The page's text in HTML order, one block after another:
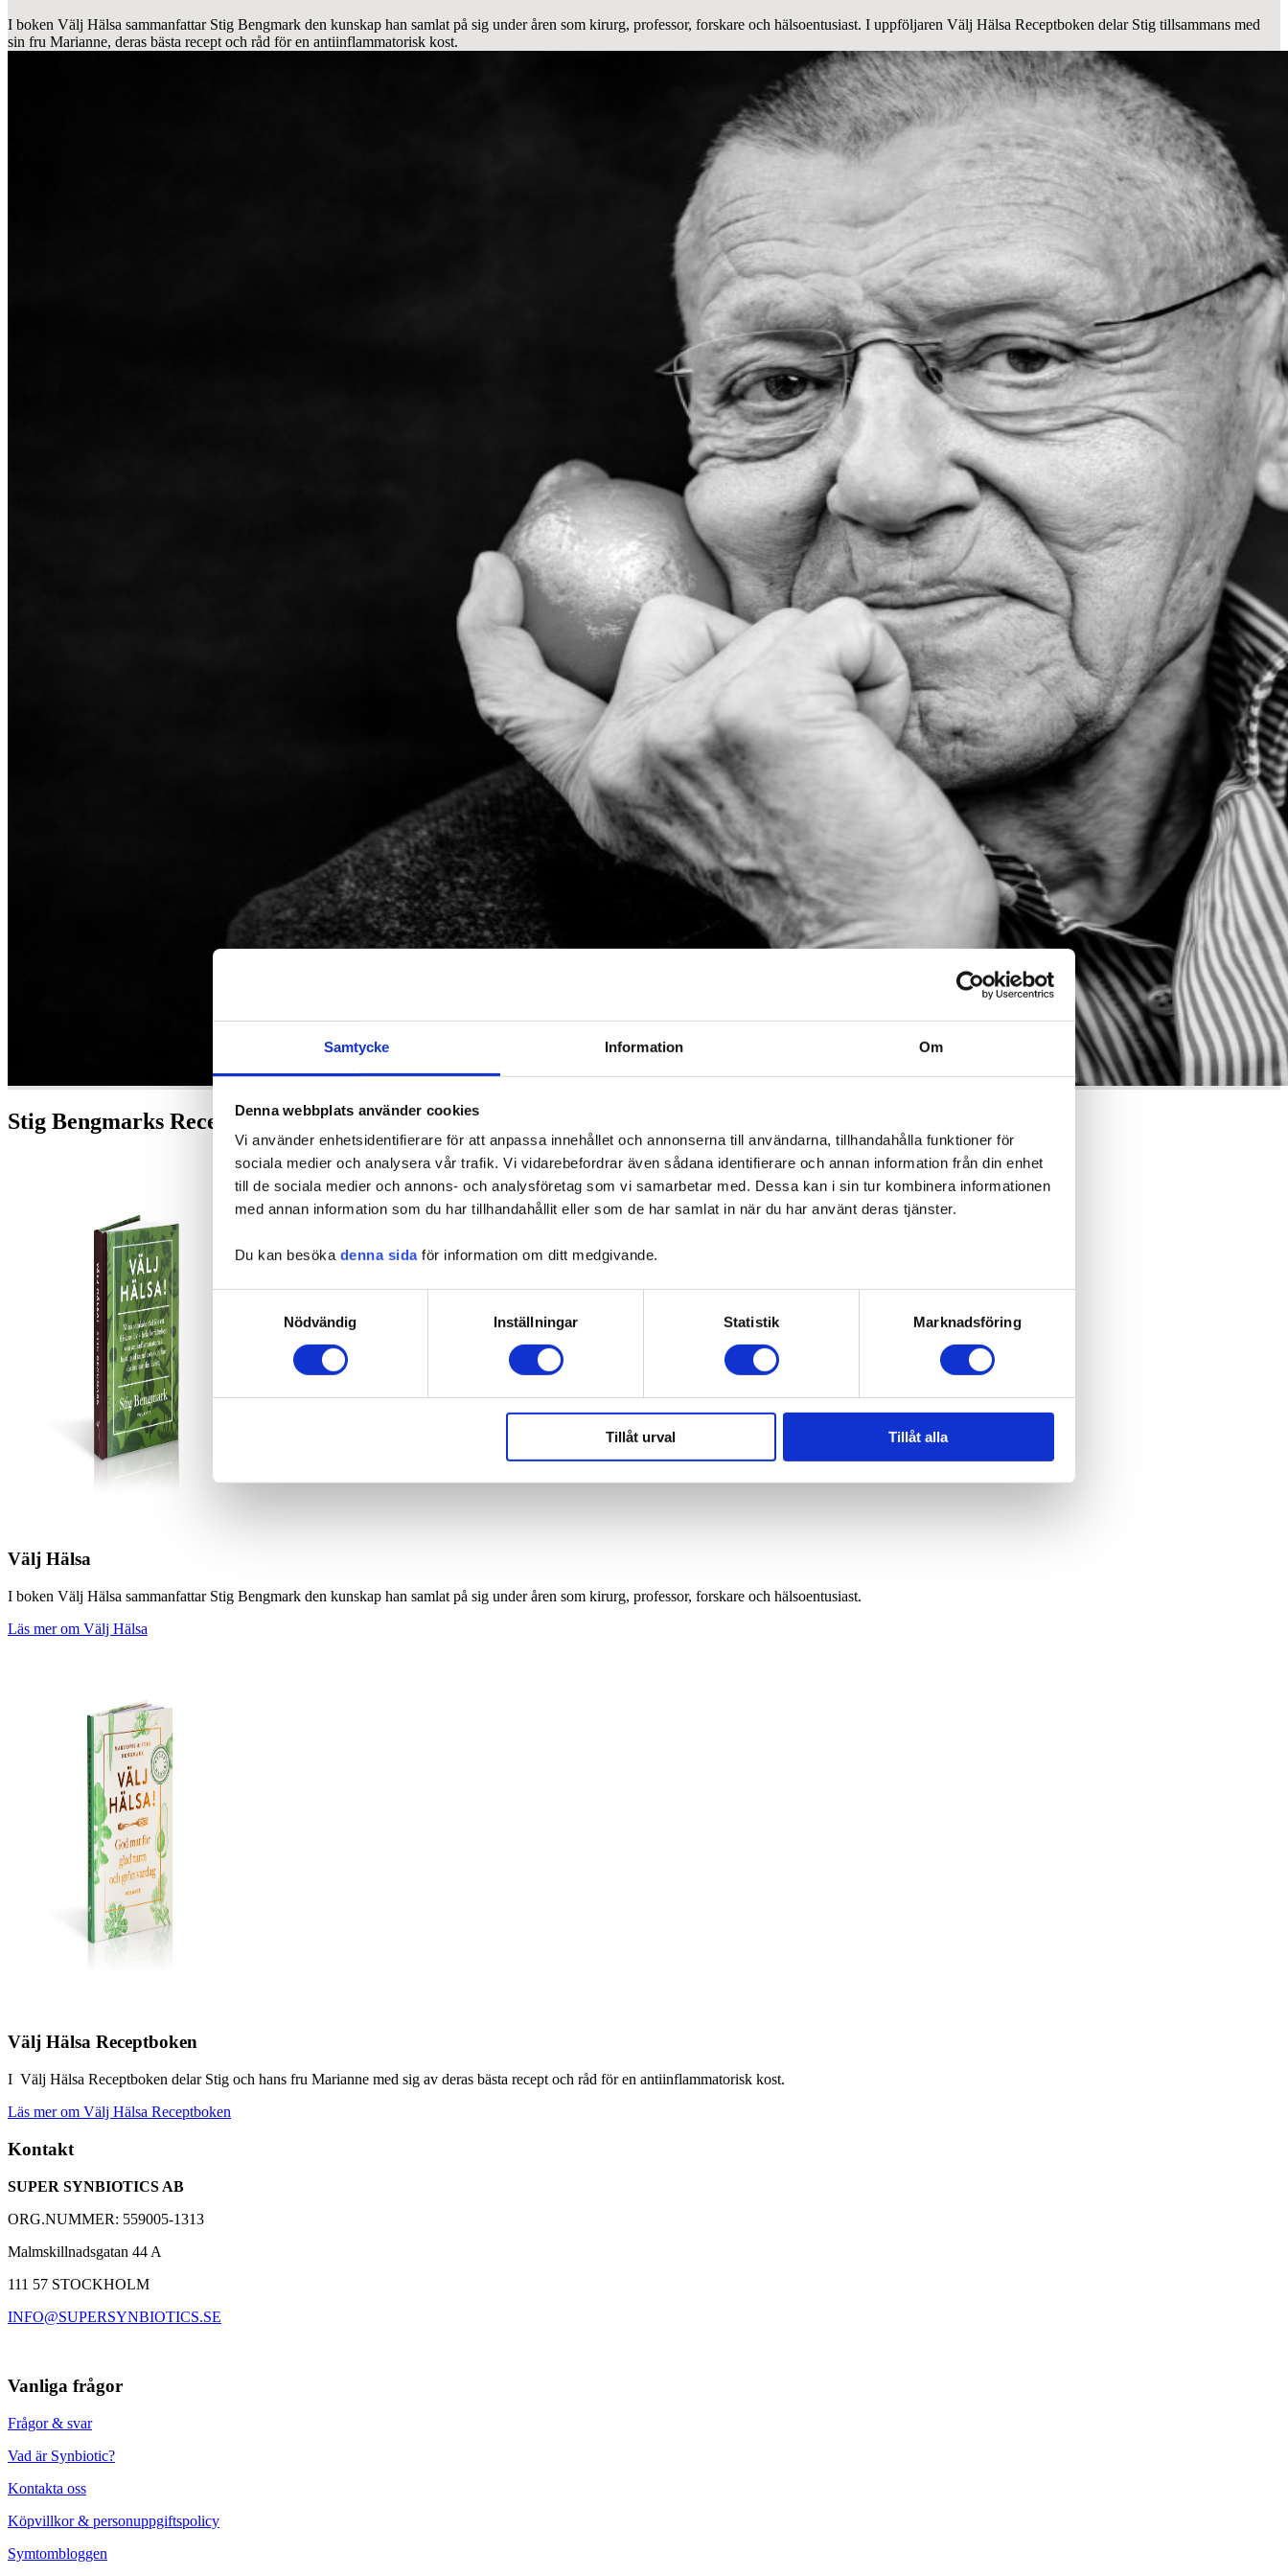
Samtycke Information Om
Denna webbplats använder cookies
Vi använder enhetsidentifierare för att anpassa innehållet och annonserna till användarna, tillhandahålla funktioner för
sociala medier och analysera vår trafik. Vi vidarebefordrar även sådana identifierare och annan information från din enhet
till de sociala medier och annons- och analysföretag som vi samarbetar med. Dessa kan i sin tur kombinera informationen
med annan information som du har tillhandahållit eller som de har samlat in när du har använt deras tjänster.
Du kan besöka denna sidaför information om ditt medgivande.
Nödvändig
Inställningar Statistik Marknadsföring
Tillåt urval Tillåt alla
I boken Välj Hälsa sammanfattar Stig Bengmark den kunskap han samlat på sig under åren som kirurg, professor, forskare och hälsoentusiast. I uppföljaren Välj Hälsa Receptboken delar Stig tillsammans med
sin fru Marianne, deras bästa recept och råd för en antiinflammatorisk kost.
Stig Bengmarks Receptböcker
Välj Hälsa
I boken Välj Hälsa sammanfattar Stig Bengmark den kunskap han samlat på sig under åren som kirurg, professor, forskare och hälsoentusiast.
Läs mer om Välj Hälsa
Välj Hälsa Receptboken
I Välj Hälsa Receptboken delar Stig och hans fru Marianne med sig av deras bästa recept och råd för en antiinflammatorisk kost.
Läs mer om Välj Hälsa Receptboken
Kontakt
SUPER SYNBIOTICS AB
ORG.NUMMER: 559005-1313
Malmskillnadsgatan 44 A
111 57 STOCKHOLM
INFO@SUPERSYNBIOTICS.SE
Vanliga frågor
Frågor & svar
Vad är Synbiotic?
Kontakta oss
Köpvillkor & personuppgiftspolicy
Symtombloggen